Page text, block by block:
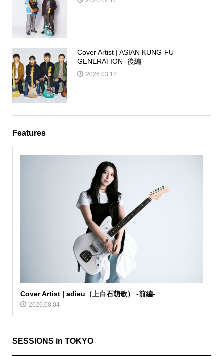
Cover Artist | ASIAN KUNG-FU
GENERATION -後編-
2026.03.12
Features
Cover Artist | adieu（上白石萌歌） -前編-
2026.08.04
SESSIONS in TOKYO